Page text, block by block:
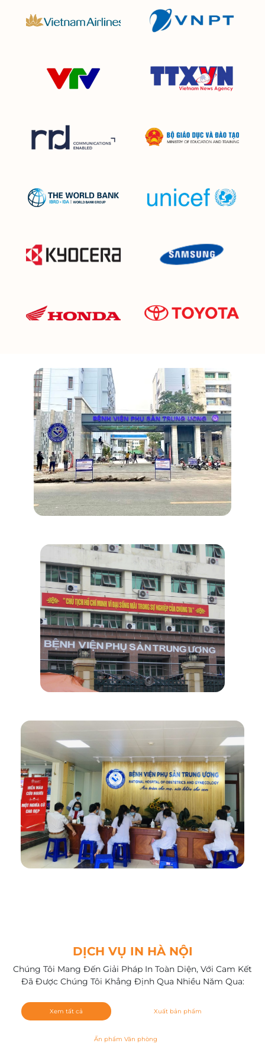
DỊCH VỤ IN HÀ NỘI
Chúng Tôi Mang Đến Giải Pháp In Toàn Diện, Với Cam Kết
Đã Được Chúng Tôi Khẳng Định Qua Nhiều Năm Qua:
Xem tất cả Xuất bản phẩm
Ấn phẩm Văn phòng